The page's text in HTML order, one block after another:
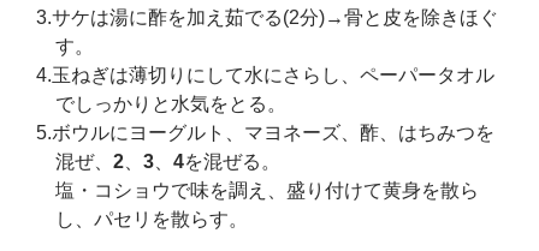
3.サケは湯に酢を加え茹でる(2分)→骨と皮を除きほぐ
す。
4.玉ねぎは薄切りにして水にさらし、ペーパータオル
でしっかりと水気をとる。
5.ボウルにヨーグルト、マヨネーズ、酢、はちみつを
混ぜ、2 、3 、4を混ぜる。
塩・コショウで味を調え、盛り付けて黄身を散ら
し、パセリを散らす。